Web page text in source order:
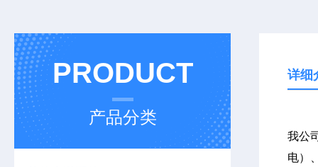
PRODUCT
产品分类
详细
我公
电）